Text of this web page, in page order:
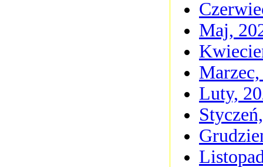
Maj,
Luty,